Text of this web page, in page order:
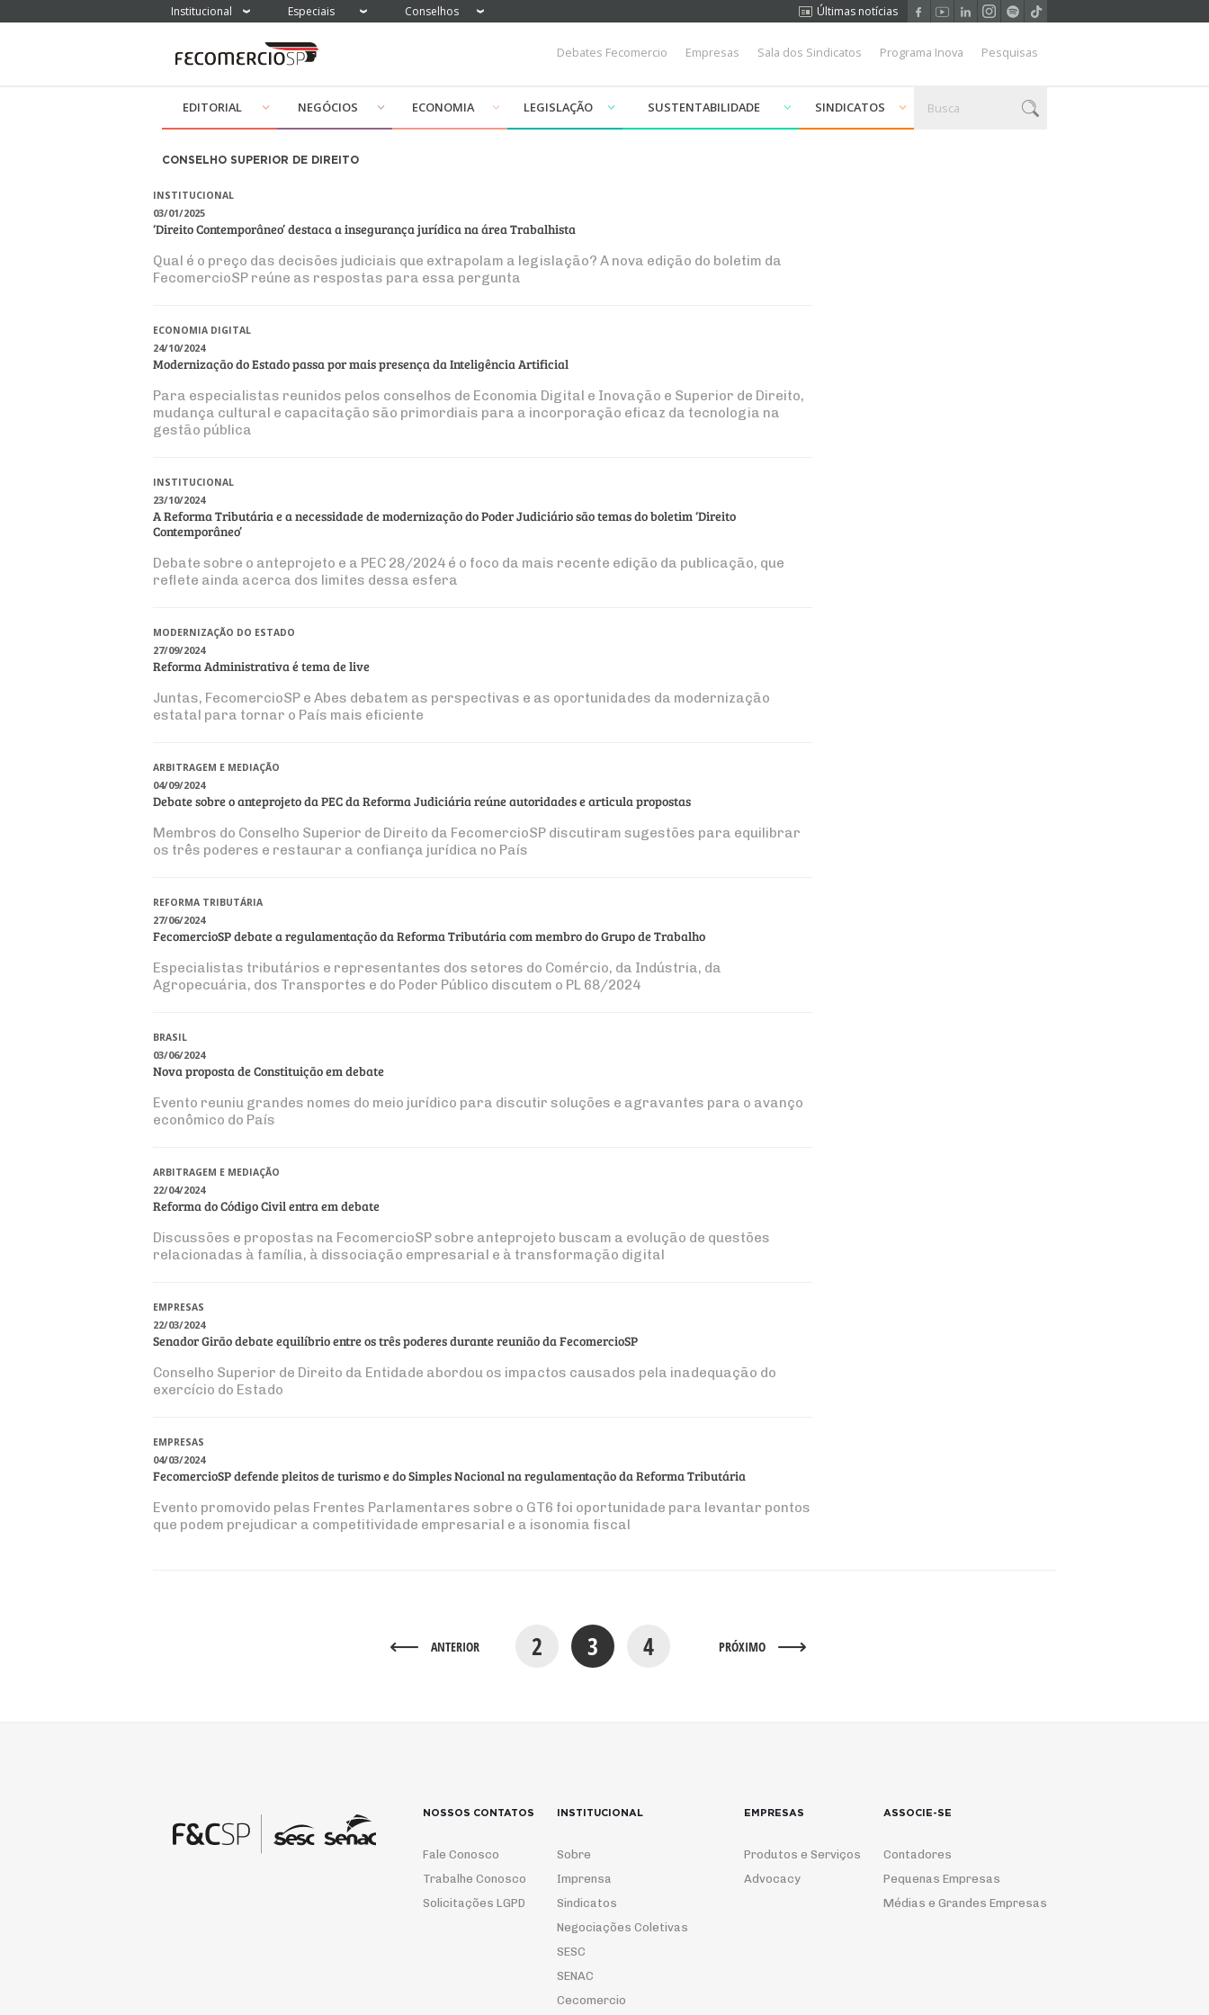
Institucional Especiais Conselhos Últimas notícias
Debates Fecomercio Empresas Sala dos Sindicatos Programa Inova Pesquisas
EDITORIAL NEGÓCIOS ECONOMIA LEGISLAÇÃO SUSTENTABILIDADE SINDICATOS
CONSELHO SUPERIOR DE DIREITO
INSTITUCIONAL
03/01/2025
‘Direito Contemporâneo’ destaca a insegurança jurídica na área Trabalhista
Qual é o preço das decisões judiciais que extrapolam a legislação? A nova edição do boletim da
FecomercioSP reúne as respostas para essa pergunta
ECONOMIA DIGITAL
24/10/2024
Modernização do Estado passa por mais presença da Inteligência Artificial
Para especialistas reunidos pelos conselhos de Economia Digital e Inovação e Superior de Direito,
mudança cultural e capacitação são primordiais para a incorporação eficaz da tecnologia na
gestão pública
INSTITUCIONAL
23/10/2024
A Reforma Tributária e a necessidade de modernização do Poder Judiciário são temas do boletim ‘Direito
Contemporâneo’
Debate sobre o anteprojeto e a PEC 28/2024 é o foco da mais recente edição da publicação, que
reflete ainda acerca dos limites dessa esfera
MODERNIZAÇÃO DO ESTADO
27/09/2024
Reforma Administrativa é tema de live
Juntas, FecomercioSP e Abes debatem as perspectivas e as oportunidades da modernização
estatal para tornar o País mais eficiente
ARBITRAGEM E MEDIAÇÃO
04/09/2024
Debate sobre o anteprojeto da PEC da Reforma Judiciária reúne autoridades e articula propostas
Membros do Conselho Superior de Direito da FecomercioSP discutiram sugestões para equilibrar
os três poderes e restaurar a confiança jurídica no País
REFORMA TRIBUTÁRIA
27/06/2024
FecomercioSP debate a regulamentação da Reforma Tributária com membro do Grupo de Trabalho
Especialistas tributários e representantes dos setores do Comércio, da Indústria, da
Agropecuária, dos Transportes e do Poder Público discutem o PL 68/2024
BRASIL
03/06/2024
Nova proposta de Constituição em debate
Evento reuniu grandes nomes do meio jurídico para discutir soluções e agravantes para o avanço
econômico do País
ARBITRAGEM E MEDIAÇÃO
22/04/2024
Reforma do Código Civil entra em debate
Discussões e propostas na FecomercioSP sobre anteprojeto buscam a evolução de questões
relacionadas à família, à dissociação empresarial e à transformação digital
EMPRESAS
22/03/2024
Senador Girão debate equilíbrio entre os três poderes durante reunião da FecomercioSP
Conselho Superior de Direito da Entidade abordou os impactos causados pela inadequação do
exercício do Estado
EMPRESAS
04/03/2024
FecomercioSP defende pleitos de turismo e do Simples Nacional na regulamentação da Reforma Tributária
Evento promovido pelas Frentes Parlamentares sobre o GT6 foi oportunidade para levantar pontos
que podem prejudicar a competitividade empresarial e a isonomia fiscal
ANTERIOR 2 3 4 PRÓXIMO
NOSSOS CONTATOS
Fale Conosco
Trabalhe Conosco
Solicitações LGPD
INSTITUCIONAL
Sobre
Imprensa
Sindicatos
Negociações Coletivas
SESC
SENAC
Cecomercio
EMPRESAS
Produtos e Serviços
Advocacy
ASSOCIE-SE
Contadores
Pequenas Empresas
Médias e Grandes Empresas